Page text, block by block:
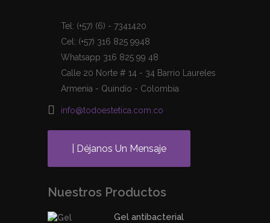
Tel: (+57) (6) - 7341420
Cel: (+57) 316 825 9948
Whatsapp 316 825 99 48
Calle 20 Norte # 14 - 34 Barrio Laureles
Armenia - Quindío - Colombia
info@todoestetica.com.co
| Déjanos Un Mensaje
Nuestros Productos
Gel antibacterial